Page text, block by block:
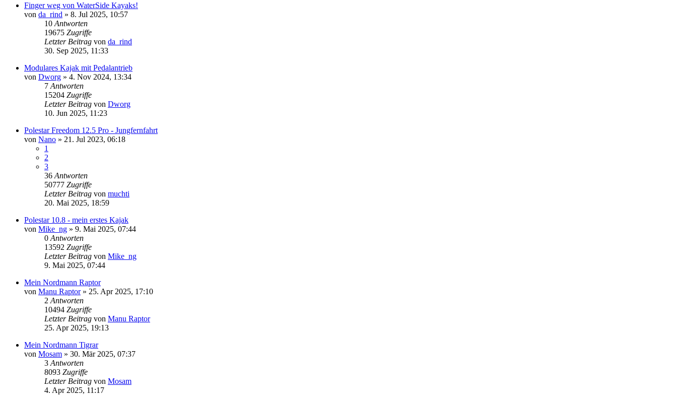
Finger weg von WaterSide Kayaks!
von da_rind » 8. Jul 2025, 10:57
10 Antworten
19675 Zugriffe
Letzter Beitrag von da_rind
30. Sep 2025, 11:33
Modulares Kajak mit Pedalantrieb
von Dworg » 4. Nov 2024, 13:34
7 Antworten
15204 Zugriffe
Letzter Beitrag von Dworg
10. Jun 2025, 11:23
Polestar Freedom 12.5 Pro - Jungfernfahrt
von Nano » 21. Jul 2023, 06:18
1
2
3
36 Antworten
50777 Zugriffe
Letzter Beitrag von muchti
20. Mai 2025, 18:59
Polestar 10.8 - mein erstes Kajak
von Mike_ng » 9. Mai 2025, 07:44
0 Antworten
13592 Zugriffe
Letzter Beitrag von Mike_ng
9. Mai 2025, 07:44
Mein Nordmann Raptor
von Manu Raptor» 25. Apr 2025, 17:10
2 Antworten
10494 Zugriffe
Letzter Beitrag von Manu Raptor
25. Apr 2025, 19:13
Mein Nordmann Tigrar
von Mosam » 30. Mär 2025, 07:37
3 Antworten
8093 Zugriffe
Letzter Beitrag von Mosam
4. Apr 2025, 11:17